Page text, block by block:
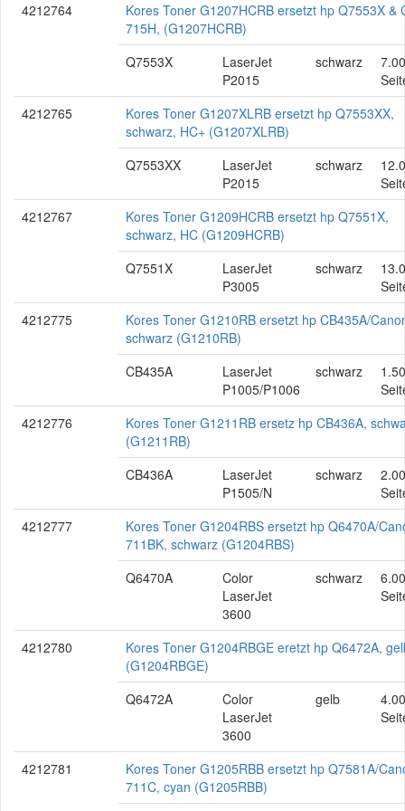
4212764
Kores Toner G1207HCRB ersetzt hp Q7553X &
715H, (G1207HCRB)
Q7553X
LaserJet
P2015
schwarz
4212765
Kores Toner G1207XLRB ersetzt hp Q7553XX,
schwarz, HC+ (G1207XLRB)
Q7553XX
LaserJet
P2015
schwarz
4212767
Kores Toner G1209HCRB ersetzt hp Q7551X,
schwarz, HC (G1209HCRB)
Q7551X
LaserJet
P3005
schwarz
4212775
Kores Toner G1210RB ersetzt hp CB435A/
schwarz (G1210RB)
CB435A
LaserJet
P1005/P1006
schwarz
4212776
Kores Toner G1211RB ersetz hp CB436A,
(G1211RB)
CB436A
LaserJet
P1505/N
schwarz
4212777
Kores Toner G1204RBS ersetzt hp Q6470A/
711BK, schwarz (G1204RBS)
Q6470A
Color
LaserJet
3600
schwarz
4212780
Kores Toner G1204RBGE eretzt hp Q6472A,
(G1204RBGE)
Q6472A
Color
LaserJet
3600
gelb
4212781
Kores Toner G1205RBB ersetzt hp Q7581A/
711C, cyan (G1205RBB)